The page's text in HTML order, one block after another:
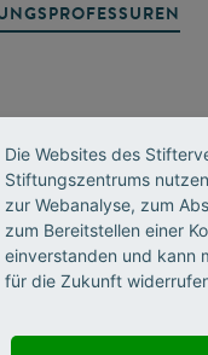
Datenschutz
Die Websites des
Stiftungszentrums
zur Webanalyse, zum
zum Bereitstellen einer
einverstanden und kann
für die Zukunft